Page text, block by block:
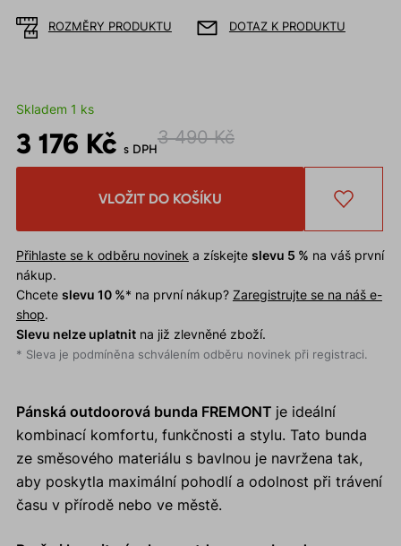
ROZMĚRY PRODUKTU DOTAZ K PRODUKTU
Skladem 1 ks
3 176 Kč s DPH
3 490 Kč
VLOŽIT DO KOŠÍKU
Přihlaste se k odběru novinek a získejte slevu 5 % na váš první
nákup.
Chcete slevu 10 %* na první nákup? Zaregistrujte se na náš e-
shop.
Slevu nelze uplatnitna již zlevněné zboží.
* Sleva je podmíněna schválením odběru novinek při registraci.
Pánská outdoorová bunda FREMONT je ideální
kombinací komfortu, funkčnosti a stylu. Tato bunda
ze směsového materiálu s bavlnou je navržena tak,
aby poskytla maximální pohodlí a odolnost při trávení
času v přírodě nebo ve městě.